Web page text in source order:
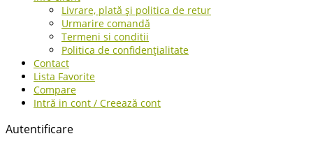
Livrare, plată și politica de retur
Urmarire comandă
Termeni si conditii
Politica de confidențialitate
Contact
Lista Favorite
Compare
Intră in cont / Creează cont
Autentificare